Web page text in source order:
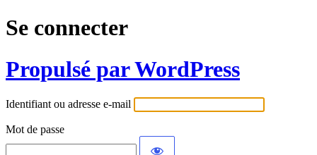
Se connecter
Propulsé par WordPress
Identifiant ou adresse e-mail
Mot de passe